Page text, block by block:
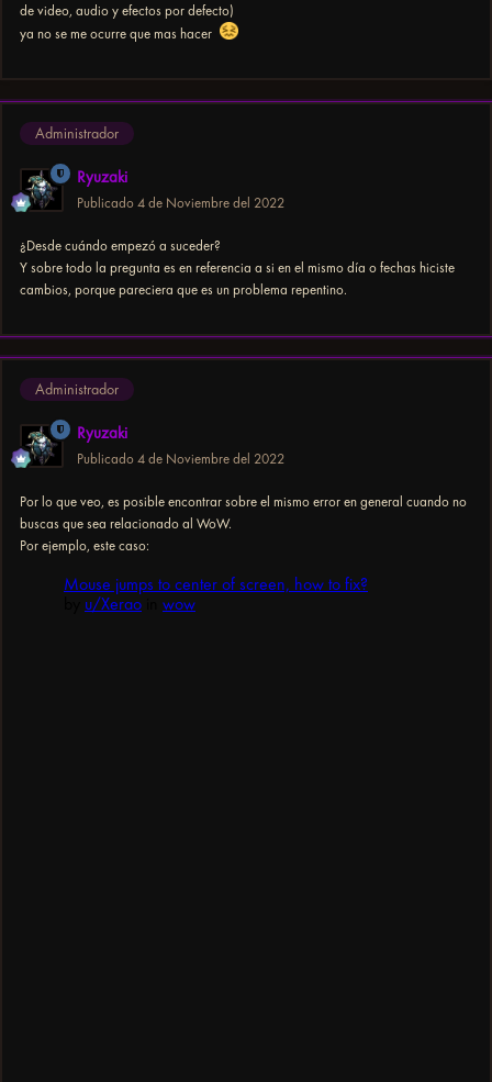
de video, audio y efectos por defecto)
ya no se me ocurre que mas hacer
Administrador
Ryuzaki
Publicado 4 de Noviembre del 2022
¿Desde cuándo empezó a suceder?
Y sobre todo la pregunta es en referencia a si en el mismo día o fechas hiciste
cambios, porque pareciera que es un problema repentino.
Administrador
Ryuzaki
Publicado 4 de Noviembre del 2022
Por lo que veo, es posible encontrar sobre el mismo error en general cuando no
buscas que sea relacionado al WoW.
Por ejemplo, este caso: